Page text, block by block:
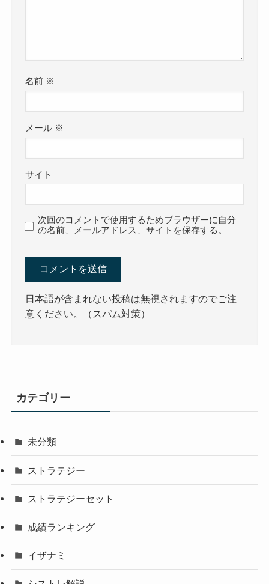
名前 ※
メール ※
サイト
次回のコメントで使用するためブラウザーに自分
の名前、メールアドレス、サイトを保存する。
日本語が含まれない投稿は無視されますのでご注
意ください。（スパム対策）
カテゴリー
未分類
ストラテジー
ストラテジーセット
成績ランキング
イザナミ